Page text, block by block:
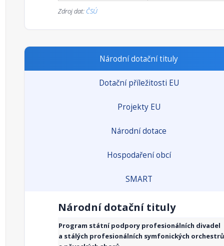
Zdroj dat: ČSÚ
Národní dotační tituly
Dotační příležitosti EU
Projekty EU
Národní dotace
Hospodaření obcí
SMART
Národní dotační tituly
Program státní podpory profesionálních divadel
a stálých profesionálních symfonických orchestrů